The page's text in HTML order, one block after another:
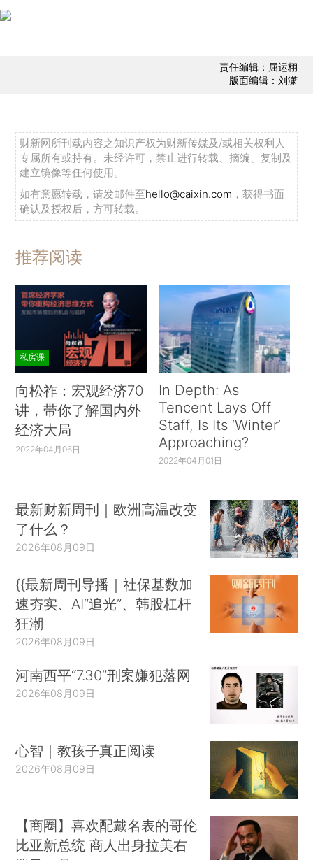
责任编辑：屈运栩
版面编辑：刘潇
财新网所刊载内容之知识产权为财新传媒及/或相关权利人
专属所有或持有。未经许可，禁止进行转载、摘编、复制及
建立镜像等任何使用。
如有意愿转载，请发邮件至hello@caixin.com ，获得书面
确认及授权后，方可转载。
推荐阅读
私房课
向松祚：宏观经济70
讲，带你了解国内外
经济大局
2022年04月06日
In Depth: As
Tencent Lays Off
Staff, Is Its ‘Winter’
Approaching?
2022年04月01日
最新财新周刊｜欧洲高温改变
了什么？
2026年08月09日
{{最新周刊导播｜社保基数加
速夯实、AI“追光”、韩股杠杆
狂潮
2026年08月09日
河南西平“7.30”刑案嫌犯落网
2026年08月09日
心智｜教孩子真正阅读
2026年08月09日
【商圈】喜欢配戴名表的哥伦
比亚新总统 商人出身拉美右